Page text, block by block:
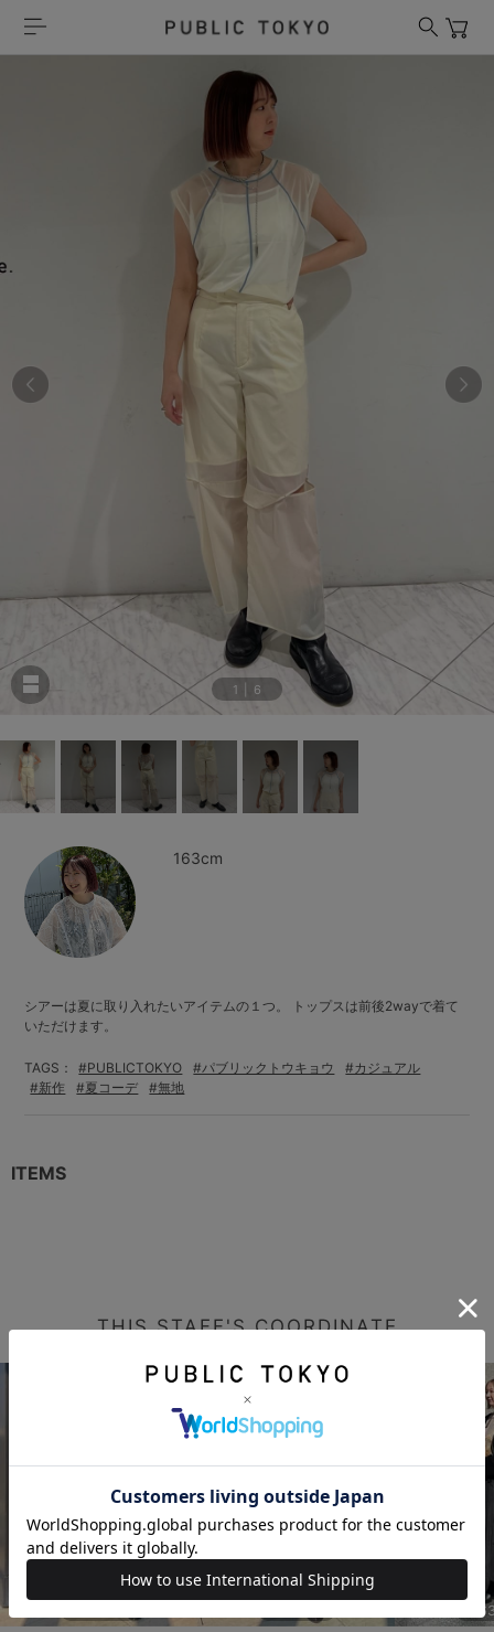
1 6
163cm
シアーは夏に取り入れたいアイテムの１つ。 トップスは前後2wayで着て
いただけます。
TAGS： #PUBLICTOKYO #パブリックトウキョウ
#カジュアル
#新作
#夏コーデ #無地
ITEMS
THIS STAFF'S COORDINATE